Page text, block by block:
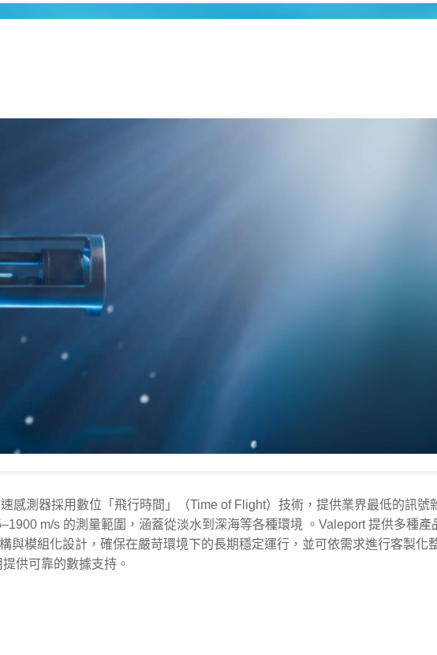
感測器採用數位「飛行時間」（Time of Flight）技術，提供業界最低的訊號
m/s 的測量範圍，涵蓋從淡水到深海等各種環境 。​ Valeport 提供多種
與模組化設計，確保在嚴苛環境下的長期穩定運行，並可依需求進行客製化
供可靠的數據支持。